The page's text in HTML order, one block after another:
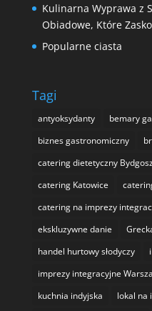
Kulinarna Wyprawa z
Obiadowe, Które
Popularne ciasta
Tagi
antyoksydanty
bemary
biznes gastronomiczny
catering dietetyczny
catering Katowice
catering na imprezy
ekskluzywne danie
handel hurtowy słodyczy
imprezy integracyjne
kuchnia indyjska
lokal na